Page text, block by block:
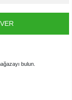
bulun.